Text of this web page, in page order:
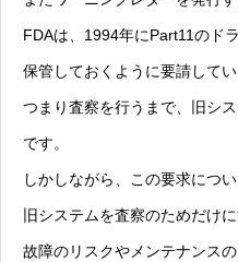
FDAは、1994年にPart11のド
保管しておくように要請してい
つまり査察を行うまで、旧シ
です。
しかしながら、この要求につ
旧システムを査察のためだけ
故障のリスクやメンテナンス